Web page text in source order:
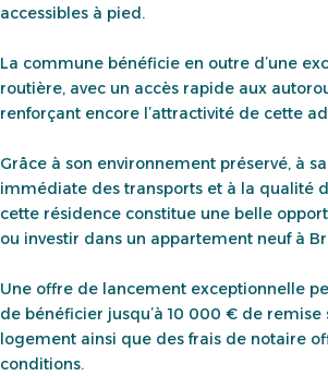
accessibles à pied.
La commune bénéficie en outre d’une
routière, avec un accès rapide aux
renforçant encore l’attractivité de cette
Grâce à son environnement préservé, à
immédiate des transports et à la qualité
cette résidence constitue une belle
ou investir dans un appartement neuf à
Une offre de lancement exceptionnelle
de bénéficier jusqu’à 10 000 € de
logement ainsi que des frais de notaire
conditions.